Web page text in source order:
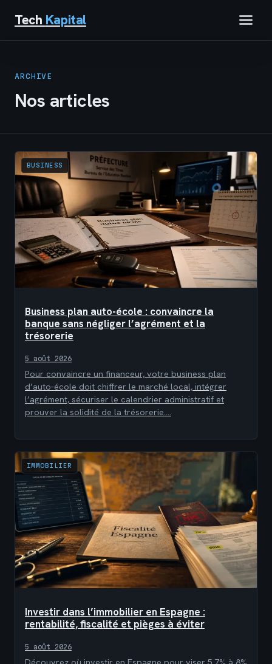
Tech Kapital
MARKETING
TECH
ARCHIVE
Nos articles
BUSINESS
Business plan auto-école : convaincre la
banque sans négliger l’agrément et la
trésorerie
5 août 2026
Pour convaincre un financeur, votre business plan
d’auto-école doit chiffrer le marché local, intégrer
l’agrément, sécuriser le calendrier administratif et
prouver la solidité de la trésorerie.…
IMMOBILIER
Investir dans l’immobilier en Espagne :
rentabilité, fiscalité et pièges à éviter
5 août 2026